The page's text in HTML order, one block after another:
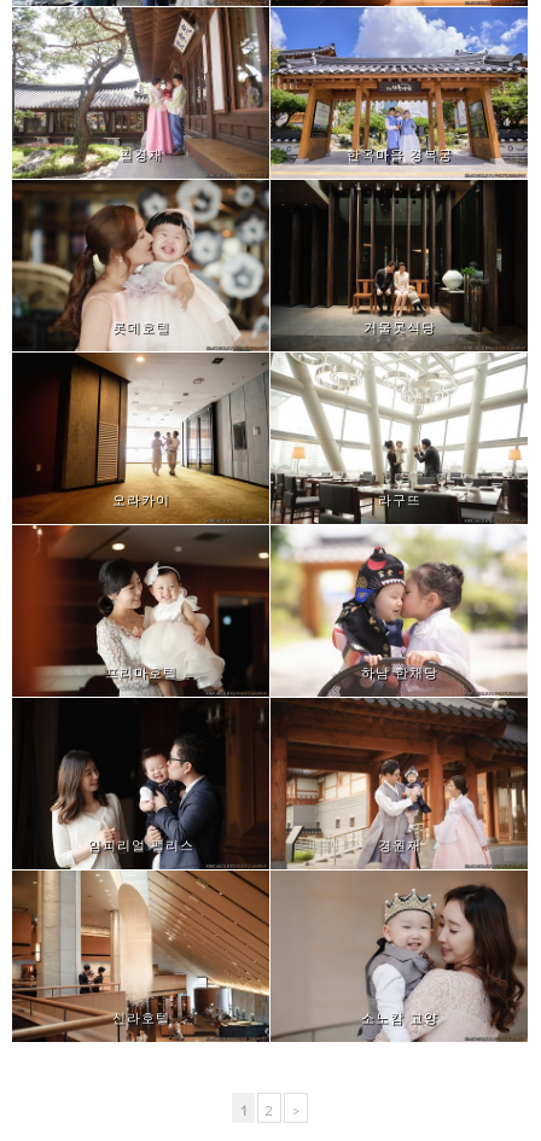
필경재 한옥마을 경복궁
롯데호텔 거울못식당
오라카이 라구뜨
프리마호텔 하남 한채당
임피리얼 팰리스 경원재
신라호텔 소노캄 고양
1 2 >